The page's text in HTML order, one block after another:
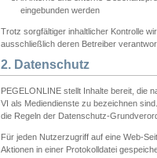
eingebunden werden
Trotz sorgfältiger inhaltlicher Kontrolle
ausschließlich deren Betreiber
2. Datenschutz
PEGELONLINE stellt Inhalte bereit, die
VI als Mediendienste zu bezeichnen
die Regeln der Datenschutz-
Für jeden Nutzerzugriff auf eine Web-
Aktionen in einer Protokolldatei